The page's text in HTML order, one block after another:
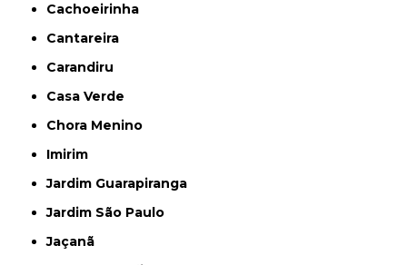
Cachoeirinha
Cantareira
Carandiru
Casa Verde
Chora Menino
Imirim
Jardim Guarapiranga
Jardim São Paulo
Jaçanã